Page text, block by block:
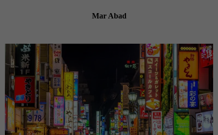
Mar Abad